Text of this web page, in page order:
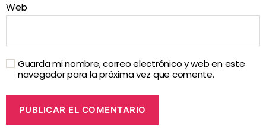
Web
Guarda mi nombre, correo electrónico y web en este
navegador para la próxima vez que comente.